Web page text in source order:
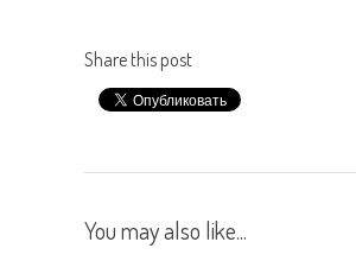
Share this post
You may also like...